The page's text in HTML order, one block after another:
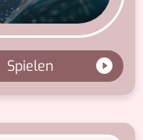
Spielen